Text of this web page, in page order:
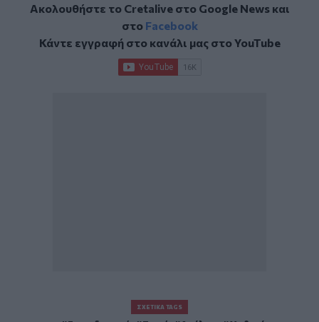
Ακολουθήστε το Cretalive στο Google Newsκαι
στο Facebook
Κάντε εγγραφή στο κανάλι μας στοYouTube
ΣΧΕΤΙΚΆ TAGS